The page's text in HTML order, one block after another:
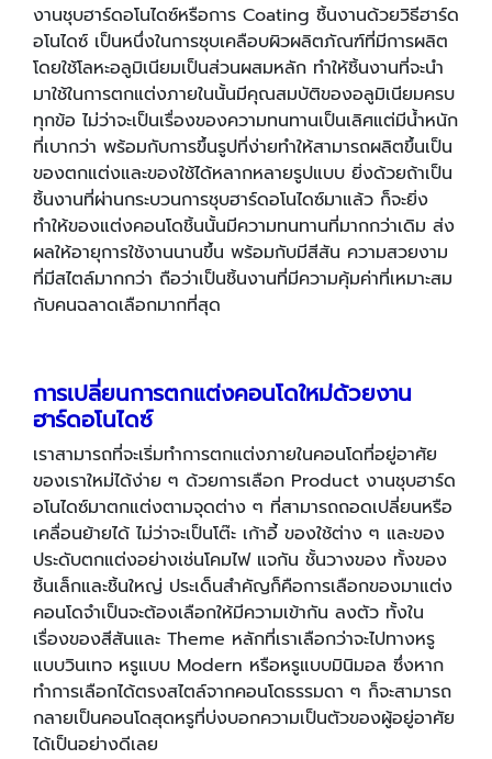
งานชุบฮาร์ดอโนไดซ์หรือการ Coating ชิ้นงานด้วยวิธีฮาร์ด
อโนไดซ์ เป็นหนึ่งในการชุบเคลือบผิวผลิตภัณฑ์ที่มีการผลิต
โดยใช้โลหะอลูมิเนียมเป็นส่วนผสมหลัก ทำให้ชิ้นงานที่จะนำ
มาใช้ในการตกแต่งภายในนั้นมีคุณสมบัติของอลูมิเนียมครบ
ทุกข้อ ไม่ว่าจะเป็นเรื่องของความทนทานเป็นเลิศแต่มีน้ำหนัก
ที่เบากว่า พร้อมกับการขึ้นรูปที่ง่ายทำให้สามารถผลิตขึ้นเป็น
ของตกแต่งและของใช้ได้หลากหลายรูปแบบ ยิ่งด้วยถ้าเป็น
ชิ้นงานที่ผ่านกระบวนการชุบฮาร์ดอโนไดซ์มาแล้ว ก็จะยิ่ง
ทำให้ของแต่งคอนโดชิ้นนั้นมีความทนทานที่มากกว่าเดิม ส่ง
ผลให้อายุการใช้งานนานขึ้น พร้อมกับมีสีสัน ความสวยงาม
ที่มีสไตล์มากกว่า ถือว่าเป็นชิ้นงานที่มีความคุ้มค่าที่เหมาะสม
กับคนฉลาดเลือกมากที่สุด
การเปลี่ยนการตกแต่งคอนโดใหม่ด้วยงาน
ฮาร์ดอโนไดซ์
เราสามารถที่จะเริ่มทำการตกแต่งภายในคอนโดที่อยู่อาศัย
ของเราใหม่ได้ง่าย ๆ ด้วยการเลือก Product งานชุบฮาร์ด
อโนไดซ์มาตกแต่งตามจุดต่าง ๆ ที่สามารถถอดเปลี่ยนหรือ
เคลื่อนย้ายได้ ไม่ว่าจะเป็นโต๊ะ เก้าอี้ ของใช้ต่าง ๆ และของ
ประดับตกแต่งอย่างเช่นโคมไฟ แจกัน ชั้นวางของ ทั้งของ
ชิ้นเล็กและชิ้นใหญ่ ประเด็นสำคัญก็คือการเลือกของมาแต่ง
คอนโดจำเป็นจะต้องเลือกให้มีความเข้ากัน ลงตัว ทั้งใน
เรื่องของสีสันและ Theme หลักที่เราเลือกว่าจะไปทางหรู
แบบวินเทจ หรูแบบ Modern หรือหรูแบบมินิมอล ซึ่งหาก
ทำการเลือกได้ตรงสไตล์จากคอนโดธรรมดา ๆ ก็จะสามารถ
กลายเป็นคอนโดสุดหรูที่บ่งบอกความเป็นตัวของผู้อยู่อาศัย
ได้เป็นอย่างดีเลย